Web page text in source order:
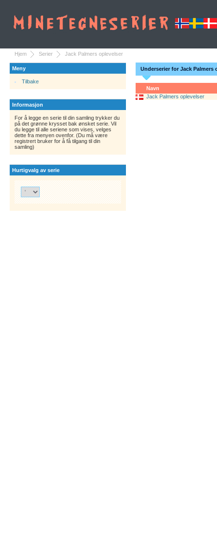
Hjem Serier Jack Palmers oplevelser
Meny
Tilbake
Informasjon
For å legge en serie til din samling trykker du
på det grønne krysset bak ønsket serie. Vil
du legge til alle seriene som vises, velges
dette fra menyen ovenfor. (Du må være
registrert bruker for å få tilgang til din
samling)
Hurtigvalg av serie
Underserier for Jack Palmers
Navn
Jack Palmers oplevelser